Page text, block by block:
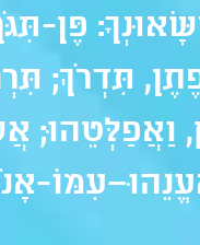
פֶּן-
תִּדְרֹךְ;
וַאֲפַלְּטֵהוּ;